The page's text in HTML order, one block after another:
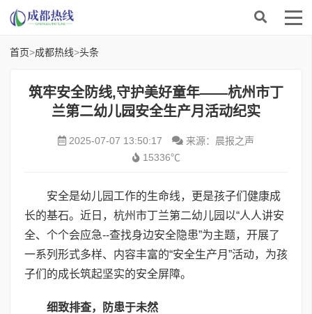
首页>成都热线>头条
筑牢安全防线,守护美好童年——杭州市丁
兰第二幼儿园安全生产月活动纪实
2025-07-07 13:50:17
来源：晨报之声
15336℃
安全是幼儿园工作的生命线，更是孩子们健康成
长的基石。近日，杭州市丁兰第二幼儿园以“人人讲安
全、个个会应急--查找身边安全隐患”为主题，开展了
一系列形式多样、内容丰富的“安全生产月”活动，为孩
子们的成长筑起坚实的安全屏障。
细致排查，防患于未然